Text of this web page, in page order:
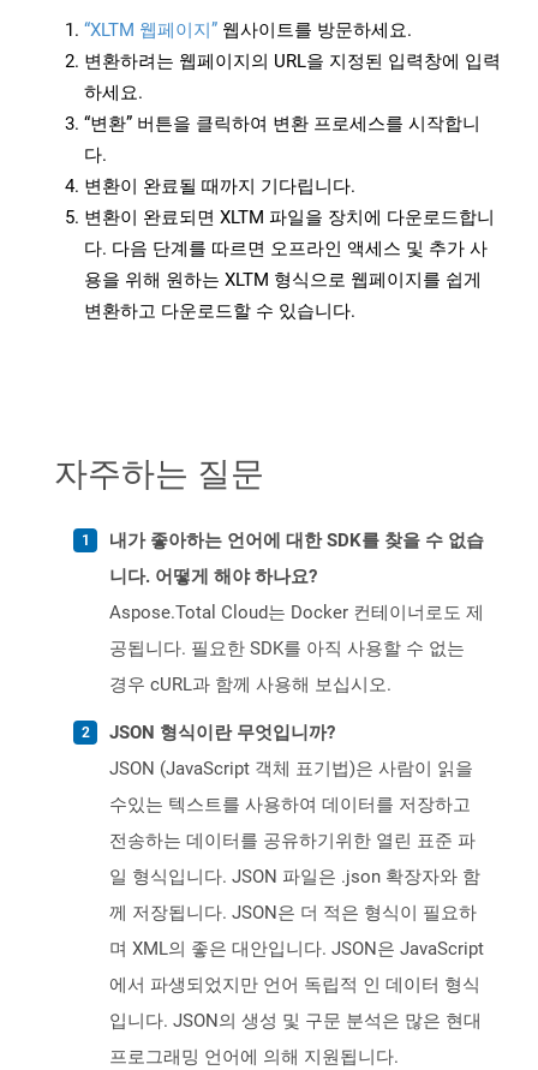
“XLTM 웹페이지” 웹사이트를 방문하세요.
변환하려는 웹페이지의 URL을 지정된 입력창에 입력
하세요.
“변환” 버튼을 클릭하여 변환 프로세스를 시작합니
다.
변환이 완료될 때까지 기다립니다.
변환이 완료되면 XLTM 파일을 장치에 다운로드합니
다. 다음 단계를 따르면 오프라인 액세스 및 추가 사
용을 위해 원하는 XLTM 형식으로 웹페이지를 쉽게
변환하고 다운로드할 수 있습니다.
자주하는 질문
내가 좋아하는 언어에 대한 SDK를 찾을 수 없습
니다. 어떻게 해야 하나요?
Aspose.Total Cloud는 Docker 컨테이너로도 제
공됩니다. 필요한 SDK를 아직 사용할 수 없는
경우 cURL과 함께 사용해 보십시오.
JSON 형식이란 무엇입니까?
JSON (JavaScript 객체 표기법)은 사람이 읽을
수있는 텍스트를 사용하여 데이터를 저장하고
전송하는 데이터를 공유하기위한 열린 표준 파
일 형식입니다. JSON 파일은 .json 확장자와 함
께 저장됩니다. JSON은 더 적은 형식이 필요하
며 XML의 좋은 대안입니다. JSON은 JavaScript
에서 파생되었지만 언어 독립적 인 데이터 형식
입니다. JSON의 생성 및 구문 분석은 많은 현대
프로그래밍 언어에 의해 지원됩니다.